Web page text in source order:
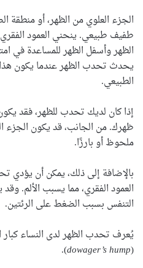
الجزء العلوي من الظهر، أو منطقة
طفيف طبيعي. ينحني العمود
الظهر وأسفل الظهر للمساعدة
يحدث تحدب الظهرعندما يكون
الطبيعي.
إذا كان لديك تحدب للظهر، فقد
ظهرك. من الجانب، قد يكون
ملحوظ أو بارزًا.
بالإضافة إلى ذلك، يمكن أن يؤدي
العمود الفقري، مما يسبب الألم.
التنفس بسبب الضغط على الرئتين.
يُعرف تحدب الظهرلدى النساء
(
dowager’s hump
).